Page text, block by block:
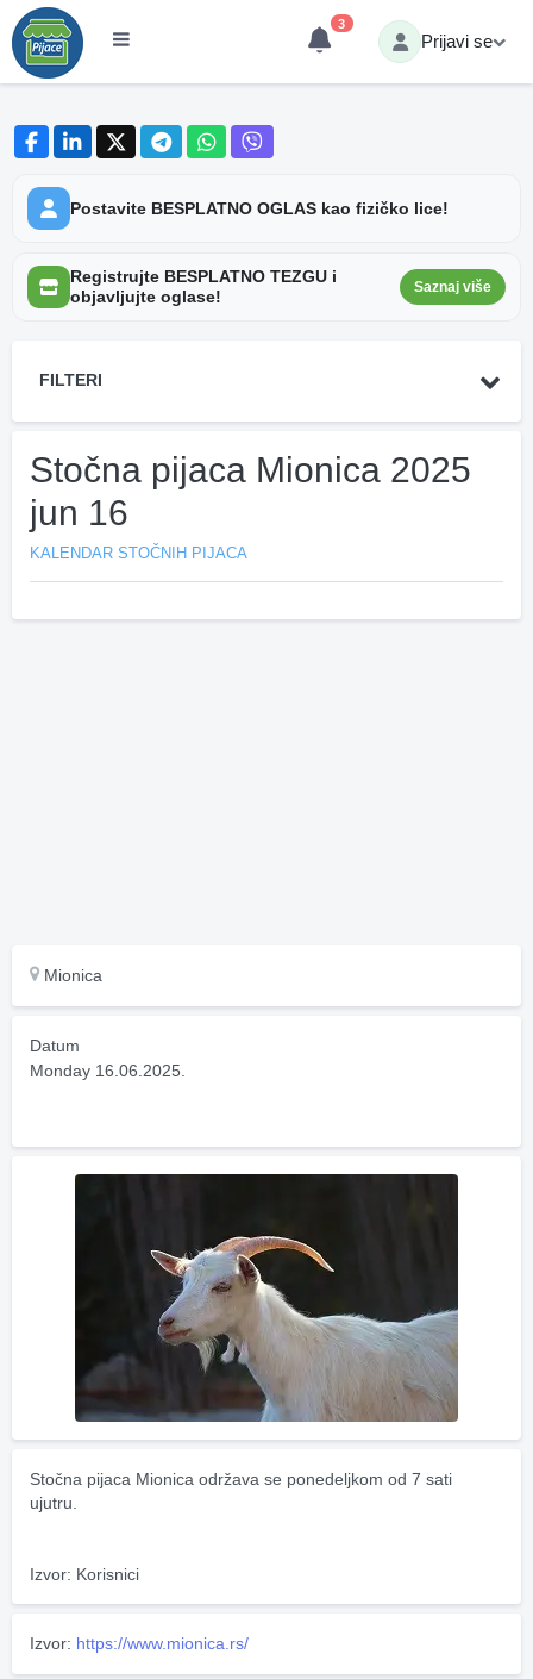
3
Prijavi se
Postavite BESPLATNO OGLAS kao fizičko lice!
Registrujte BESPLATNO TEZGU i
objavljujte oglase!
Saznaj više
FILTERI
Stočna pijaca Mionica 2025
jun 16
KALENDAR STOČNIH PIJACA
Mionica
Datum
Monday 16.06.2025.
Stočna pijaca Mionica održava se ponedeljkom od 7 sati
ujutru.
Izvor: Korisnici
Izvor: https://www.mionica.rs/